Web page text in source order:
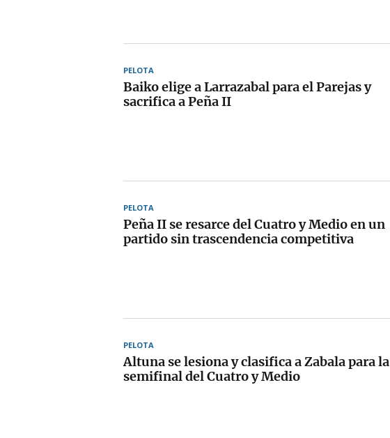
PELOTA
Baiko elige a Larrazabal para el Parejas y
sacrifica a Peña II
PELOTA
Peña II se resarce del Cuatro y Medio en un
partido sin trascendencia competitiva
PELOTA
Altuna se lesiona y clasifica a Zabala para la
semifinal del Cuatro y Medio